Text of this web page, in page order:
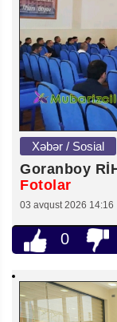
Xəbər / Sosial
Goranboy
Fotolar
03 avqust 2026 14:16
0